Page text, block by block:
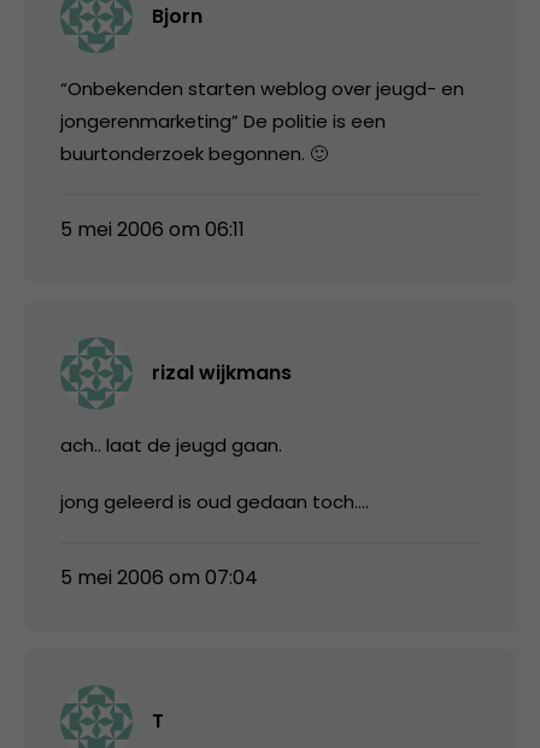
Bjorn
“Onbekenden starten weblog over jeugd- en
jongerenmarketing” De politie is een
buurtonderzoek begonnen. 🙂
5 mei 2006 om 06:11
rizal wijkmans
ach.. laat de jeugd gaan.
jong geleerd is oud gedaan toch….
5 mei 2006 om 07:04
T